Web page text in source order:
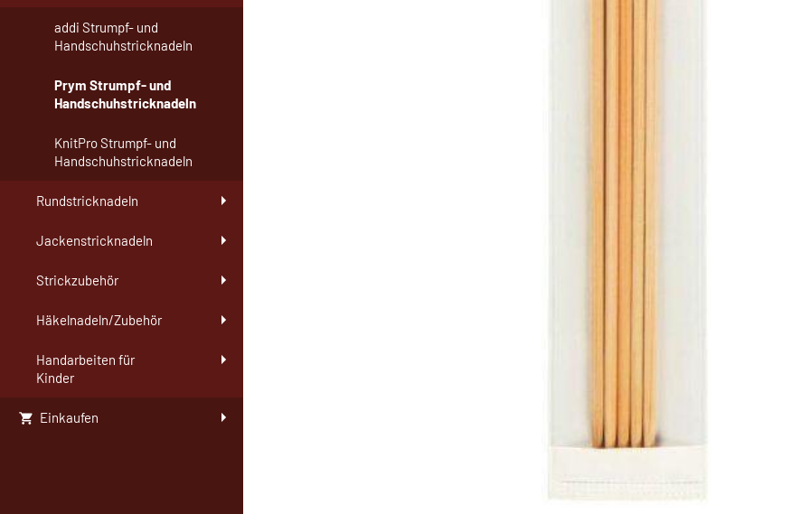
addi Strumpf- und
Handschuhstricknadeln
Prym Strumpf- und
Handschuhstricknadeln
KnitPro Strumpf- und
Handschuhstricknadeln
Rundstricknadeln
Jackenstricknadeln
Strickzubehör
Häkelnadeln/Zubehör
Handarbeiten für
Kinder
Einkaufen